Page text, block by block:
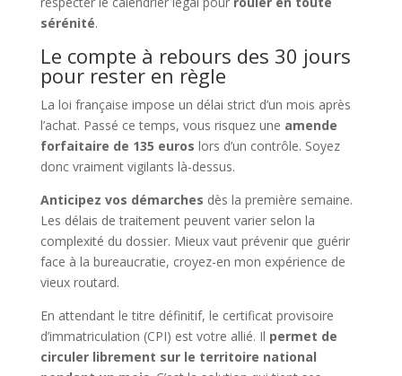
sérénité.
Le compte à rebours des 30 jours
pour rester en règle
La loi française impose un délai strict d’un mois après
l’achat. Passé ce temps, vous risquez une amende
forfaitaire de 135 euros lors d’un contrôle. Soyez
donc vraiment vigilants là-dessus.
Anticipez vos démarches dès la première semaine.
Les délais de traitement peuvent varier selon la
complexité du dossier. Mieux vaut prévenir que guérir
face à la bureaucratie, croyez-en mon expérience de
vieux routard.
En attendant le titre définitif, le certificat provisoire
d’immatriculation (CPI) est votre allié. Il permet de
circuler librement sur le territoire national